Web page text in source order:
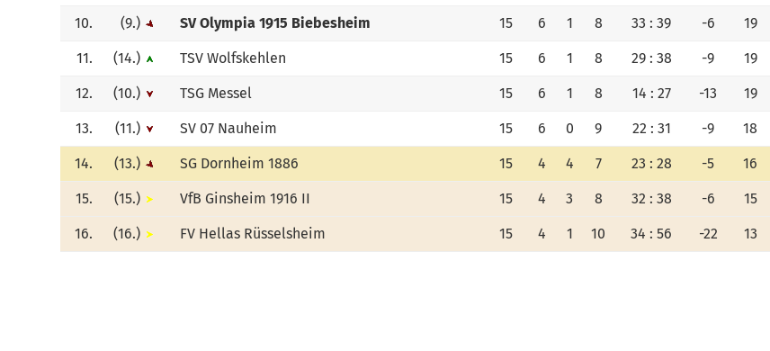
10. (9.) SV Olympia 1915 Biebesheim 15 6 1 8 33 : 39 -6 19
11. (14.) TSV Wolfskehlen 15 6 1 8 29 : 38 -9 19
12. (10.) TSG Messel 15 6 1 8 14 : 27 -13 19
13. (11.) SV 07 Nauheim 15 6 0 9 22 : 31 -9 18
14. (13.) SG Dornheim 1886 15 4 4 7 23 : 28 -5 16
15. (15.) VfB Ginsheim 1916 II 15 4 3 8 32 : 38 -6 15
16. (16.) FV Hellas Rüsselsheim 15 4 1 10 34 : 56 -22 13